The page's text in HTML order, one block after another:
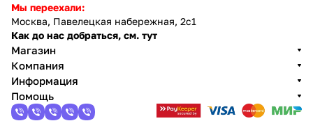
Мы переехали:
Москва, Павелецкая набережная, 2с1
Как до нас добраться, см. тут
Магазин
Компания
Информация
Помощь